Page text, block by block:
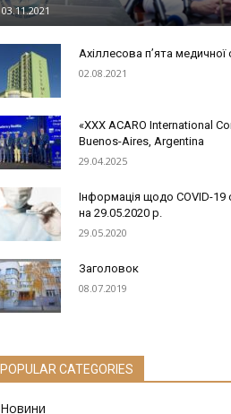
03.11.2021
Ахіллесова п’ята медичної
02.08.2021
«XXX ACARO International
Buenos-Aires, Argentina
29.04.2025
Інформація щодо COVID-19
на 29.05.2020 р.
29.05.2020
Заголовок
08.07.2019
POPULAR CATEGORIES
Новини